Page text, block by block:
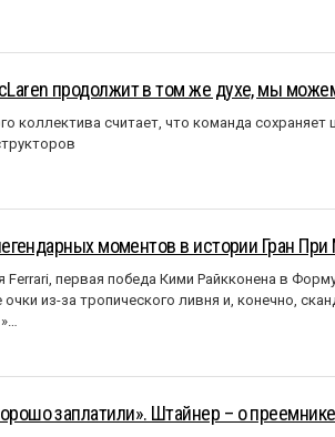
продолжит в том же духе, мы
коллектива считает, что команда
моментов в истории Гран
Ferrari, первая победа Кими Райкконена в
из-за тропического ливня и, конечно,
заплатили». Штайнер – о преемнике